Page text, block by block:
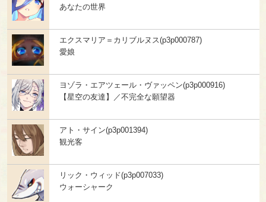
あなたの世界
エクスマリア＝カリブルヌス(p3p000787)
愛娘
ヨゾラ・エアツェール・ヴァッペン(p3p000916)
【星空の友達】／不完全な願望器
アト・サイン(p3p001394)
観光客
リック・ウィッド(p3p007033)
ウォーシャーク